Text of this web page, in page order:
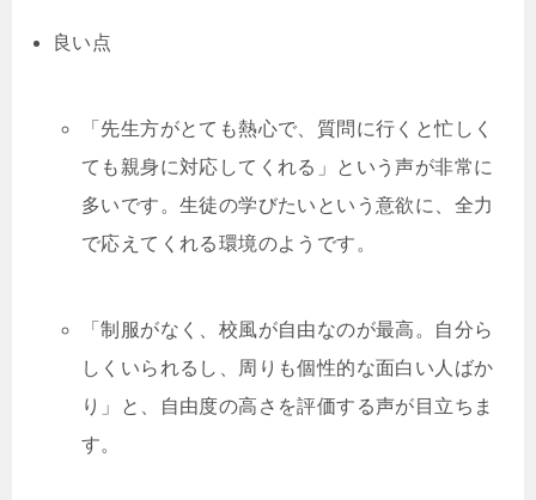
良い点
「先生方がとても熱心で、質問に行くと忙しく
ても親身に対応してくれる」という声が非常に
多いです。生徒の学びたいという意欲に、全力
で応えてくれる環境のようです。
「制服がなく、校風が自由なのが最高。自分ら
しくいられるし、周りも個性的な面白い人ばか
り」と、自由度の高さを評価する声が目立ちま
す。